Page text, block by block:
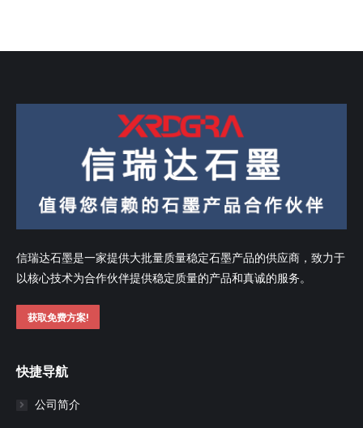
信瑞达石墨是一家提供大批量质量稳定石墨产品的供应商，致力于
以核心技术为合作伙伴提供稳定质量的产品和真诚的服务。
获取免费方案!
快捷导航
公司简介